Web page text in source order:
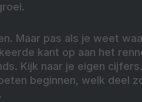
Maar pas als je weet
kant op aan het
Kijk naar je eigen
beginnen, welk deel